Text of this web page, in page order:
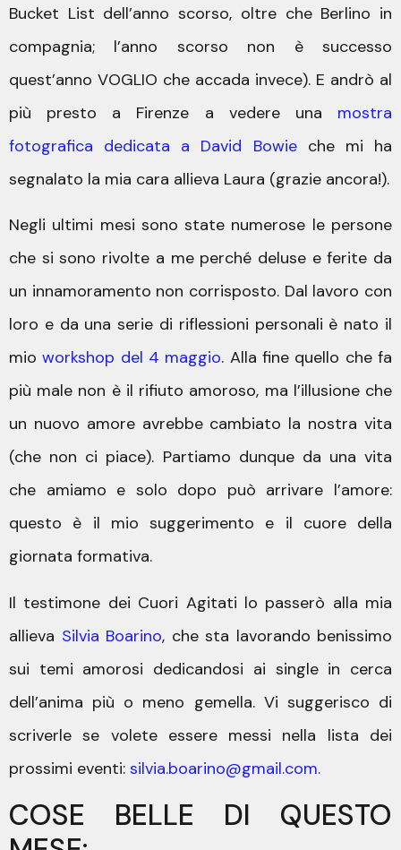
Bucket List dell’anno scorso, oltre che Berlino in
compagnia; l’anno scorso non è successo
quest’anno VOGLIO che accada invece). E andrò al
più presto a Firenze a vedere una mostra
fotografica dedicata a David Bowieche mi ha
segnalato la mia cara allieva Laura (grazie ancora!).
Negli ultimi mesi sono state numerose le persone
che si sono rivolte a me perché deluse e ferite da
un innamoramento non corrisposto. Dal lavoro con
loro e da una serie di riflessioni personali è nato il
mioworkshop del 4 maggio. Alla fine quello che fa
più male non è il rifiuto amoroso, ma l’illusione che
un nuovo amore avrebbe cambiato la nostra vita
(che non ci piace). Partiamo dunque da una vita
che amiamo e solo dopo può arrivare l’amore:
questo è il mio suggerimento e il cuore della
giornata formativa.
Il testimone dei Cuori Agitati lo passerò alla mia
allieva Silvia Boarino, che sta lavorando benissimo
sui temi amorosi dedicandosi ai single in cerca
dell’anima più o meno gemella. Vi suggerisco di
scriverle se volete essere messi nella lista dei
prossimi eventi: silvia.boarino@gmail.com.
COSE BELLE DI QUESTO